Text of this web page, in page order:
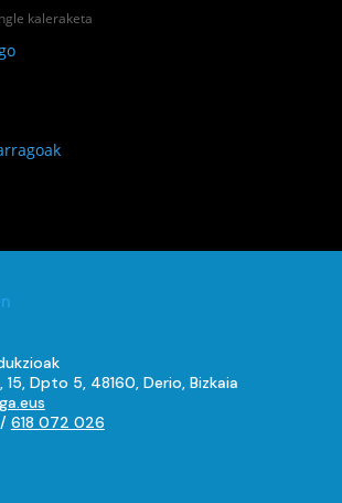
kaleraketa
15, Dpto 5, 48160, Derio, Bizkaia
/ 618 072 026